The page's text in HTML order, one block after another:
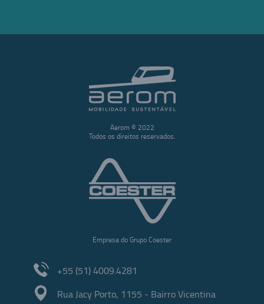
Aerom © 2022
Todos os direitos reservados.
Empresa do Grupo Coester
+55 (51) 4009.4281
Rua Jacy Porto, 1155 - Bairro Vicentina